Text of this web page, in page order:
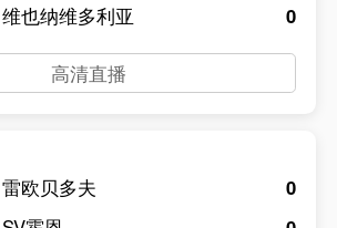
维也纳维多利亚
0
高清直播
雷欧贝多夫
0